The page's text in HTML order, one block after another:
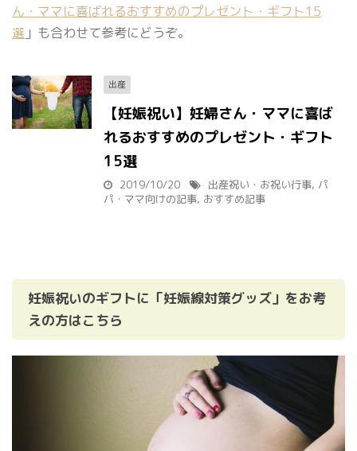
ん・ママに喜ばれるおすすめのプレゼント・ギフト15
選 」も合わせて参考にどうぞ。
出産
【妊娠祝い】妊婦さん・ママに喜ば
れるおすすめのプレゼント・ギフト
15選
2019/10/20 出産祝い・お祝い行事, パ
パ・ママ向けの記事, おすすめ記事
妊娠祝いのギフトに「妊娠線対策グッズ」をお考
えの方はこちら